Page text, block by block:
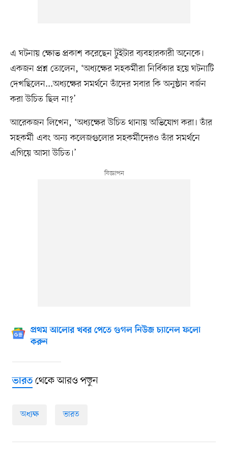
এ ঘটনায় ক্ষোভ প্রকাশ করেছেন টুইটার ব্যবহারকারী অনেকে।
একজন প্রশ্ন তোলেন, ‘অধ্যক্ষের সহকর্মীরা নির্বিকার হয়ে ঘটনাটি
দেখছিলেন...অধ্যক্ষের সমর্থনে তাঁদের সবার কি অনুষ্ঠান বর্জন
করা উচিত ছিল না?’
আরেকজন লিখেন, ‘অধ্যক্ষের উচিত থানায় অভিযোগ করা। তাঁর
সহকর্মী এবং অন্য কলেজগুলোর সহকর্মীদেরও তাঁর সমর্থনে
এগিয়ে আসা উচিত।’
প্রথম আলোর খবর পেতে গুগল নিউজ চ্যানেল ফলো
করুন
ভারতথেকে আরও পড়ুন
অধ্যক্ষ ভারত